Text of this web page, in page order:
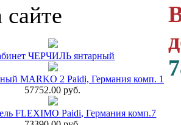
ЧЕРЧИЛЬ янтарный
MARKO 2 Paidi, Германия комп. 1
57752.00 руб.
FLEXIMO Paidi, Германия комп.7